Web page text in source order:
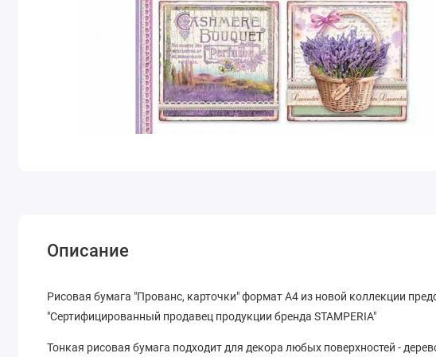
Описание
Рисовая бумага "Прованс, карточки" формат А4 из новой коллекции
"Сертифицированный продавец продукции бренда STAMPERIA"
Тонкая рисовая бумага подходит для декора любых поверхностей -